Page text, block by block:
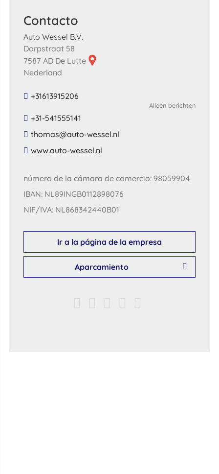
Contacto
Auto Wessel B.V.
Dorpstraat 58
7587 AD De Lutte
Nederland
+31613915206
Alleen berichten
+31-541555141
​thomas​@​auto​-​wessel​.​nl​
​www​.​auto​-​wessel​.​nl​
número de la cámara de comercio: 98059904
IBAN: NL89INGB0112898076
NIF/IVA: NL868342440B01
Ir a la página de la empresa
Aparcamiento